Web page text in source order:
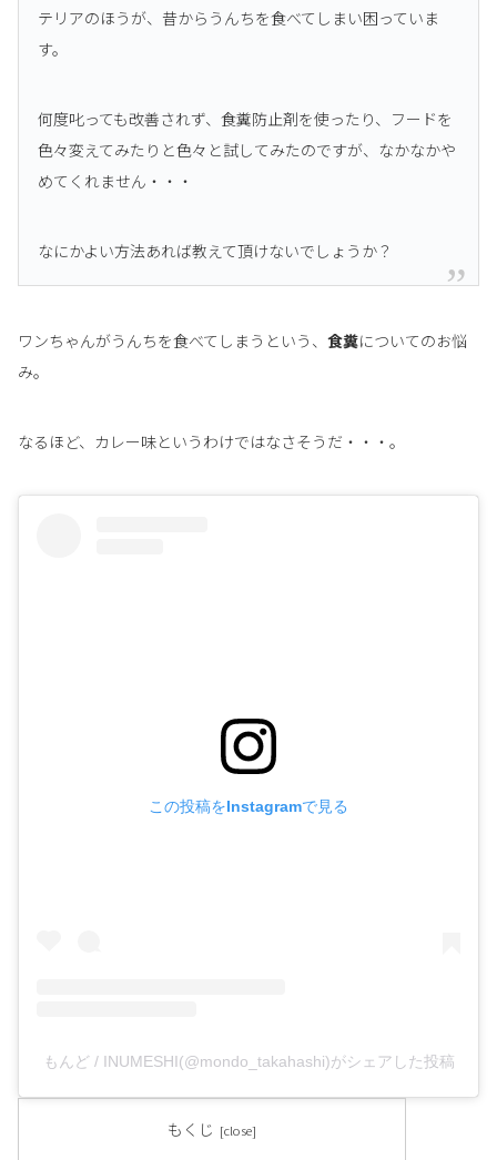
テリアのほうが、昔からうんちを食べてしまい困っていま
す。
何度叱っても改善されず、食糞防止剤を使ったり、フードを
色々変えてみたりと色々と試してみたのですが、なかなかや
めてくれません・・・
なにかよい方法あれば教えて頂けないでしょうか？
ワンちゃんがうんちを食べてしまうという、 食糞についてのお悩
み。
なるほど、カレー味というわけではなさそうだ・・・。
この投稿をInstagramで見る
もんど / INUMESHI(@mondo_takahashi)がシェアした投稿
もくじ